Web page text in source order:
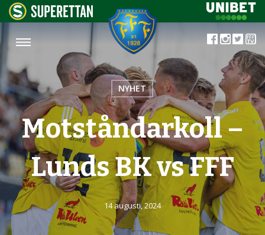
NYHET
Motståndarkoll –
Lunds BK vs FFF
14 augusti, 2024